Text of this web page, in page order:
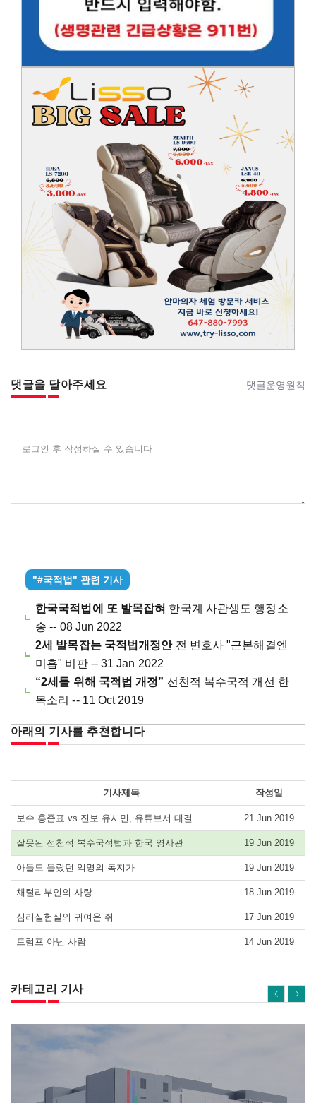
댓글을 달아주세요 댓글운영원칙
로그인 후 작성하실 수 있습니다
"#국적법" 관련 기사
한국국적법에 또 발목잡혀 한국계 사관생도 행정소
송 -- 08 Jun 2022
2세 발목잡는 국적법개정안전 변호사 "근본해결엔
미흡" 비판 -- 31 Jan 2022
“2세들 위해 국적법 개정” 선천적 복수국적 개선 한
목소리 -- 11 Oct 2019
아래의 기사를 추천합니다
기사제목 작성일
보수 홍준표 vs 진보 유시민, 유튜브서 대결 21 Jun 2019
잘못된 선천적 복수국적법과 한국 영사관 19 Jun 2019
아들도 몰랐던 익명의 독지가 19 Jun 2019
채털리부인의 사랑 18 Jun 2019
심리실험실의 귀여운 쥐 17 Jun 2019
트럼프 아닌 사람 14 Jun 2019
카테고리 기사